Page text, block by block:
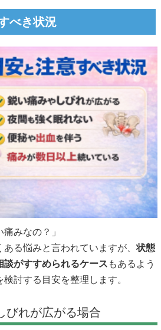
べき状況
みなの？」
ある悩みと言われていますが、状態
談がすすめられるケース もあるよう
討する目安を整理します。
びれが広がる場合